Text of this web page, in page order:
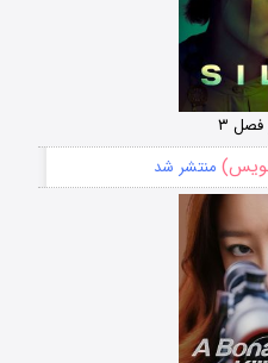
۳
منتشر شد